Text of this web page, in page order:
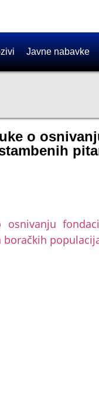
Javne nabavke
o